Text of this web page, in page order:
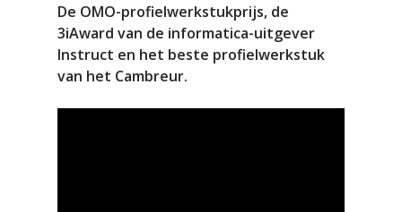
De OMO-profielwerkstukprijs, de
3iAward van de informatica-uitgever
Instruct en het beste profielwerkstuk
van het Cambreur.